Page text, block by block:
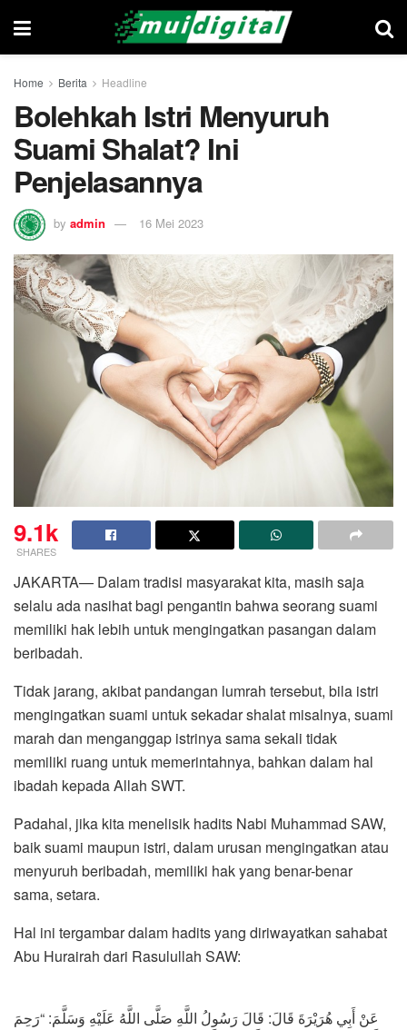
Home Berita Headline
Bolehkah Istri Menyuruh
Suami Shalat? Ini
Penjelasannya
by admin 16 Mei 2023
9.1k
SHARES
JAKARTA— Dalam tradisi masyarakat kita, masih saja
selalu ada nasihat bagi pengantin bahwa seorang suami
memiliki hak lebih untuk mengingatkan pasangan dalam
beribadah.
Tidak jarang, akibat pandangan lumrah tersebut, bila istri
mengingatkan suami untuk sekadar shalat misalnya, suami
marah dan menganggap istrinya sama sekali tidak
memiliki ruang untuk memerintahnya, bahkan dalam hal
ibadah kepada Allah SWT.
Padahal, jika kita menelisik hadits Nabi Muhammad SAW,
baik suami maupun istri, dalam urusan mengingatkan atau
menyuruh beribadah, memiliki hak yang benar-benar
sama, setara.
Hal ini tergambar dalam hadits yang diriwayatkan sahabat
Abu Hurairah dari Rasulullah SAW:
عَنْ أَبِي هُرَيْرَةَ قَالَ: قَالَ رَسُولُ اللَّهِ صَلَّى اللَّهُ عَلَيْهِ وَسَلَّمَ: “رَحِمَ